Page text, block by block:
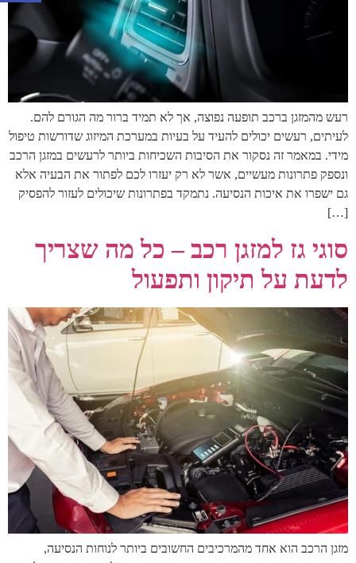
רעש מהמזגן ברכב תופעה נפוצה, אך לא תמיד ברור מה הגורם להם.
לעיתים, רעשים יכולים להעיד על בעיות במערכת המיזוג שדורשות טיפול
מידי. במאמר זה נסקור את הסיבות השכיחות ביותר לרעשים במזגן הרכב
ונספק פתרונות מעשיים, אשר לא רק יעזרו לכם לפתור את הבעיה אלא
גם ישפרו את איכות הנסיעה. נתמקד בפתרונות שיכולים לעזור להפסיק
[…]
סוגי גז למזגן רכב – כל מה שצריך
לדעת על תיקון ותפעול
מזגן הרכב הוא אחד מהמרכיבים החשובים ביותר לנוחות הנסיעה,